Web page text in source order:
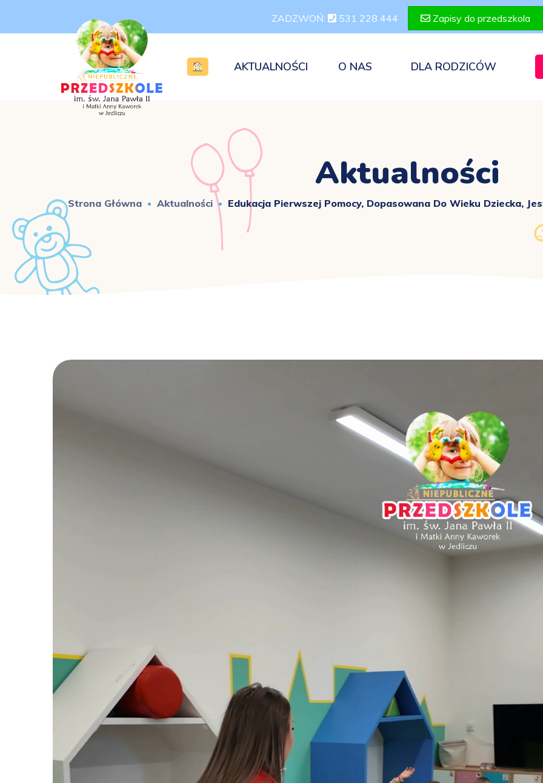
ZADZWOŃ: 531 228 444 Zapisy do przedszkola
AKTUALNOŚCI O NAS DLA RODZICÓW
Aktualności
Strona Główna Aktualności Edukacja Pierwszej Pomocy, Dopasowana Do Wieku Dziecka,